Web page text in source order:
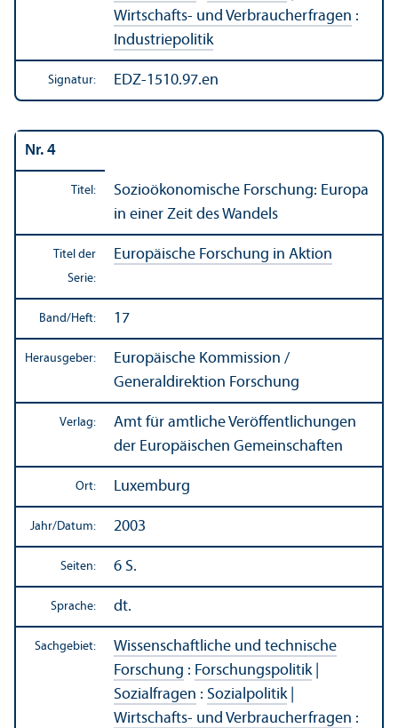
Wirtschafts- und Verbraucherfragen :
Industriepolitik
Signatur: EDZ-1510.97.en
Nr. 4
Titel:
Sozio­ökonomische Forschung: Europa
in einer Zeit des Wandels
Titel der
Serie:
Europäische Forschung in Aktion
Band/Heft: 17
Herausgeber:
Europäische Kommission /
Generaldirektion Forschung
Verlag:
Amt für amtliche Veröffentlichungen
der Europäischen Gemeinschaften
Ort: Luxemburg
Jahr/Datum: 2003
Seiten: 6 S.
Sprache: dt.
Sachgebiet:
Wissenschaft­liche und technische
Forschung : Forschungs­politik|
Sozialfragen : Sozialpolitik|
Wirtschafts- und Verbraucherfragen :